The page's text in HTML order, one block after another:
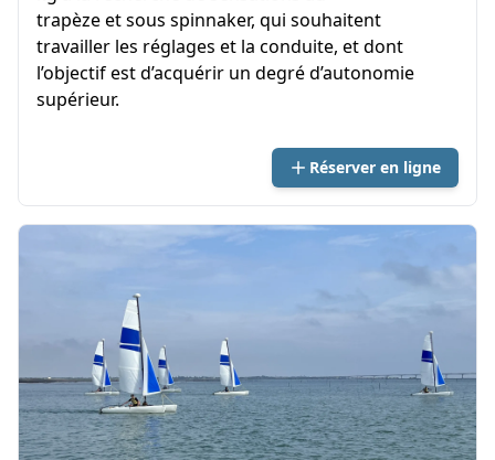
trapèze et sous spinnaker, qui souhaitent
travailler les réglages et la conduite, et dont
l’objectif est d’acquérir un degré d’autonomie
supérieur.
Réserver en ligne